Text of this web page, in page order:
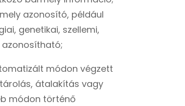
azonosító, például
genetikai, szellemi,
módon végzett
átalakítás vagy
módon történő